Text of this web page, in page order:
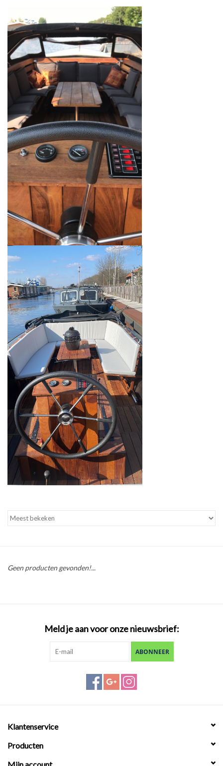
Geen producten gevonden!...
Meld je aan voor onze nieuwsbrief:
ABONNEER
Klantenservice
Producten